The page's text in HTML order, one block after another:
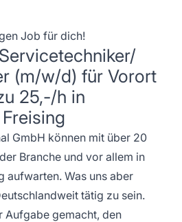
Job für dich!
(m/w/d) für Vorort
25,-/h in
GmbH können mit über 20
Branche und vor allem in
aufwarten. Was uns aber
tätig zu sein.
Aufgabe gemacht, den